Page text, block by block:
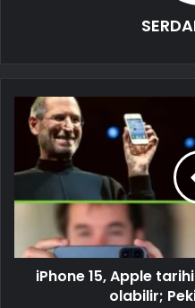
iPhone 15, Apple
olabilir;